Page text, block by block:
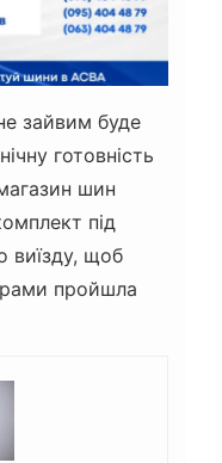
зайвим буде
готовність
шин
під
виїзду, щоб
пройшла